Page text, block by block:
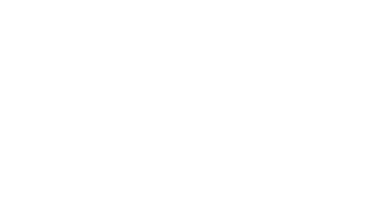
וכל פעולה נבחנת. גם השבוע, עם התחלת
כך גם לגבי הזקנים ה'צעירים',
יש זכויות יסוד. אנחנו דוחפים מאחורי